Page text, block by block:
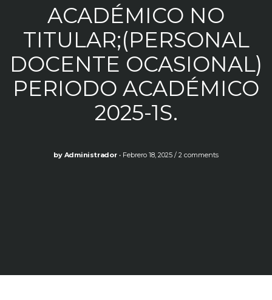
ACADÉMICO NO
TITULAR;(PERSONAL
DOCENTE OCASIONAL)
PERIODO ACADÉMICO
2025-1S.
by Administrador Febrero 18, 2025 2 comments